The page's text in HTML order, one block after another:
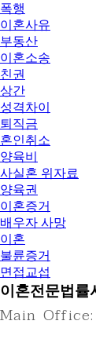
폭행
이혼사유
부동산
이혼소송
친권
상간
성격차이
퇴직금
혼인취소
양육비
사실혼 위자료
양육권
이혼증거
배우자 사망
이혼
불륜증거
면접교섭
이혼전문법률
Main